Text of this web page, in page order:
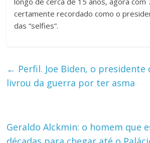
certamente recordado como o
das “selfies”.
← Perfil. Joe Biden, o presidente
livrou da guerra por ter asma
Geraldo Alckmin: o homem que